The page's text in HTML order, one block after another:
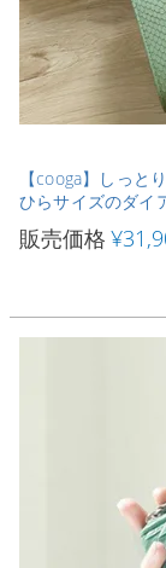
【cooga】しっ
ひらサイズのダイ
販売価格 ¥